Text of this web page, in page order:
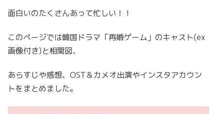
面白いのたくさんあって忙しい！！
このページでは韓国ドラマ「再婚ゲーム」のキャスト(ex
画像付き)と相関図、
あらすじや感想、OST＆カメオ出演やインスタアカウン
トをまとめました。